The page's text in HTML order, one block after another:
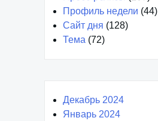
Профиль недели (44)
Сайт дня (128)
Тема (72)
Декабрь 2024
Январь 2024